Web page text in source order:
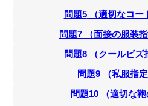
問題5（適切なコー
問題7 （面接の服装
問題8（クールビズ
問題9 （私服指
問題10（適切な